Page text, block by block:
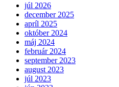
júl 2026
december 2025
apríl 2025
október 2024
máj 2024
február 2024
september 2023
august 2023
júl 2023